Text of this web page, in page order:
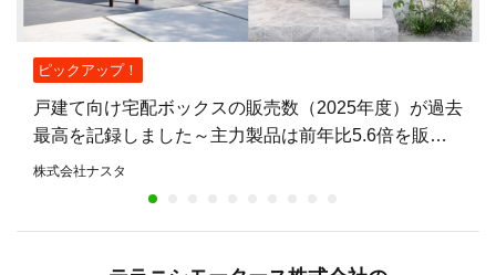
ピックアップ！
戸建て向け宅配ボックスの販売数（2025年度）が過去
最高を記録しました～主力製品は前年比5.6倍を販
売。不在時も荷物を受け取れる住宅が増加～
株式会社ナスタ